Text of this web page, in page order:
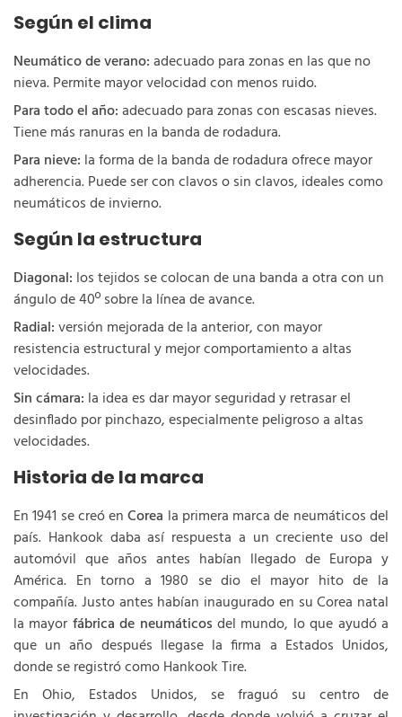
Según el clima
Neumático de verano:adecuado para zonas en las que no
nieva. Permite mayor velocidad con menos ruido.
Para todo el año:adecuado para zonas con escasas nieves.
Tiene más ranuras en la banda de rodadura.
Para nieve: la forma de la banda de rodadura ofrece mayor
adherencia. Puede ser con clavos o sin clavos, ideales como
neumáticos de invierno.
Según la estructura
Diagonal: los tejidos se colocan de una banda a otra con un
ángulo de 40º sobre la línea de avance.
Radial:versión mejorada de la anterior, con mayor
resistencia estructural y mejor comportamiento a altas
velocidades.
Sin cámara: la idea es dar mayor seguridad y retrasar el
desinflado por pinchazo, especialmente peligroso a altas
velocidades.
Historia de la marca
En 1941 se creó enCorea la primera marca de neumáticos del
país. Hankook daba así respuesta a un creciente uso del
automóvil que años antes habían llegado de Europa y
América. En torno a 1980 se dio el mayor hito de la
compañía. Justo antes habían inaugurado en su Corea natal
la mayor fábrica de neumáticos del mundo, lo que ayudó a
que un año después llegase la firma a Estados Unidos,
donde se registró como Hankook Tire.
En Ohio, Estados Unidos, se fraguó su centro de